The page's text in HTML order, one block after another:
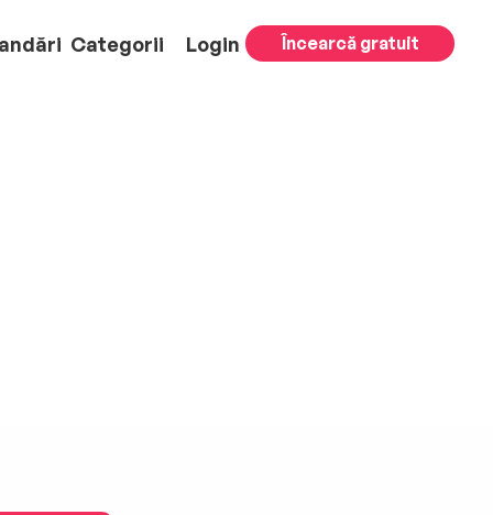
Categorii Login Încearcă gratuit